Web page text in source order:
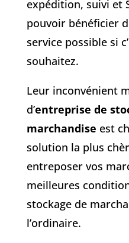
expédition, suivi et
pouvoir bénéficier
service possible si
souhaitez.
Leur inconvénient
d’entreprise de
marchandise est
solution la plus
entreposer vos
meilleures
stockage de
l’ordinaire.